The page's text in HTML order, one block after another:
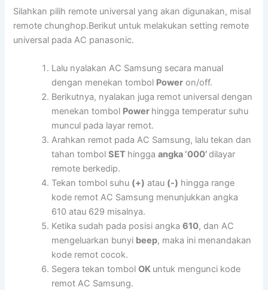
Silahkan pilih remote universal yang akan digunakan, misal
remote chunghop.Berikut untuk melakukan setting remote
universal pada AC panasonic.
Lalu nyalakan AC Samsung secara manual
dengan menekan tombol Power on/off.
Berikutnya, nyalakan juga remot universal dengan
menekan tombol Power hingga temperatur suhu
muncul pada layar remot.
Arahkan remot pada AC Samsung, lalu tekan dan
tahan tombolSET hinggaangka ‘000’dilayar
remote berkedip.
Tekan tombol suhu (+) atau (-) hingga range
kode remot AC Samsung menunjukkan angka
610 atau 629 misalnya.
Ketika sudah pada posisi angka610, dan AC
mengeluarkan bunyi beep, maka ini menandakan
kode remot cocok.
Segera tekan tombolOK untuk mengunci kode
remot AC Samsung.